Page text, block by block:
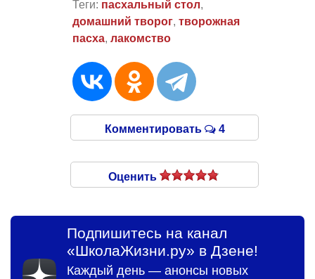
Теги: пасхальный стол,
домашний творог, творожная
пасха, лакомство
Комментировать 4
Оценить
Подпишитесь на канал
«ШколаЖизни.ру» в Дзене!
Каждый день — анонсы новых